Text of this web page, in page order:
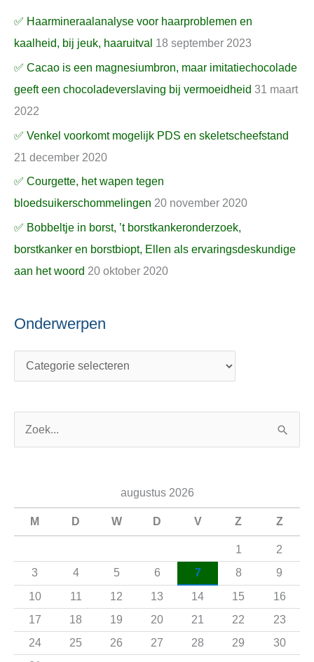
✅ Haarmineraalanalyse voor haarproblemen en
kaalheid, bij jeuk, haaruitval 18 september 2023
✅ Cacao is een magnesiumbron, maar imitatiechocolade
geeft een chocoladeverslaving bij vermoeidheid 31 maart
2022
✅ Venkel voorkomt mogelijk PDS en skeletscheefstand
21 december 2020
✅ Courgette, het wapen tegen
bloedsuikerschommelingen 20 november 2020
✅ Bobbeltje in borst, ’t borstkankeronderzoek,
borstkanker en borstbiopt, Ellen als ervaringsdeskundige
aan het woord 20 oktober 2020
Onderwerpen
a
r
:
augustus 2026
M D W D V Z Z
1
2
3
4 5 6 7 8
9
10
11 12 13 14 15
16
17
18 19 20 21 22
23
24
25 26 27 28 29
30